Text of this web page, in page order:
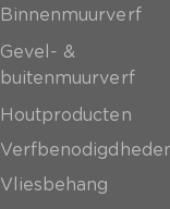
Binnenmuurverf
Gevel- &
buitenmuurverf
Houtproducten
Vliesbehang